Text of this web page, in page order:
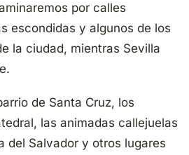
por calles
escondidas y algunos de los
la ciudad, mientras Sevilla
de Santa Cruz, los
las animadas callejuelas
del Salvador y otros lugares